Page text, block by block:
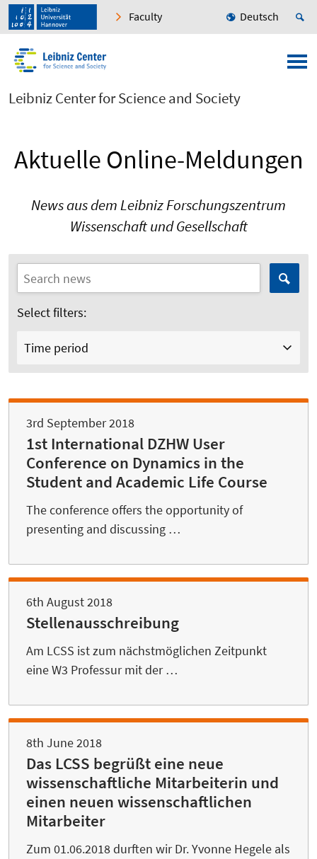
Faculty Deutsch
Leibniz Center for Science and Society
Aktuelle Online-Meldungen
News aus dem Leibniz Forschungszentrum
Wissenschaft und Gesellschaft
Select filters:
Time period
3rd September 2018
1st International DZHW User
Conference on Dynamics in the
Student and Academic Life Course
The conference offers the opportunity of
presenting and discussing …
6th August 2018
Stellenausschreibung
Am LCSS ist zum nächstmöglichen Zeitpunkt
eine W3 Professur mit der …
8th June 2018
Das LCSS begrüßt eine neue
wissenschaftliche Mitarbeiterin und
einen neuen wissenschaftlichen
Mitarbeiter
Zum 01.06.2018 durften wir Dr. Yvonne Hegele als